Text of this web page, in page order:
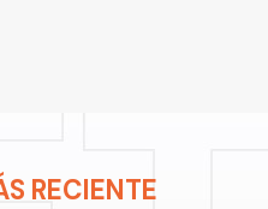
RECIENTE